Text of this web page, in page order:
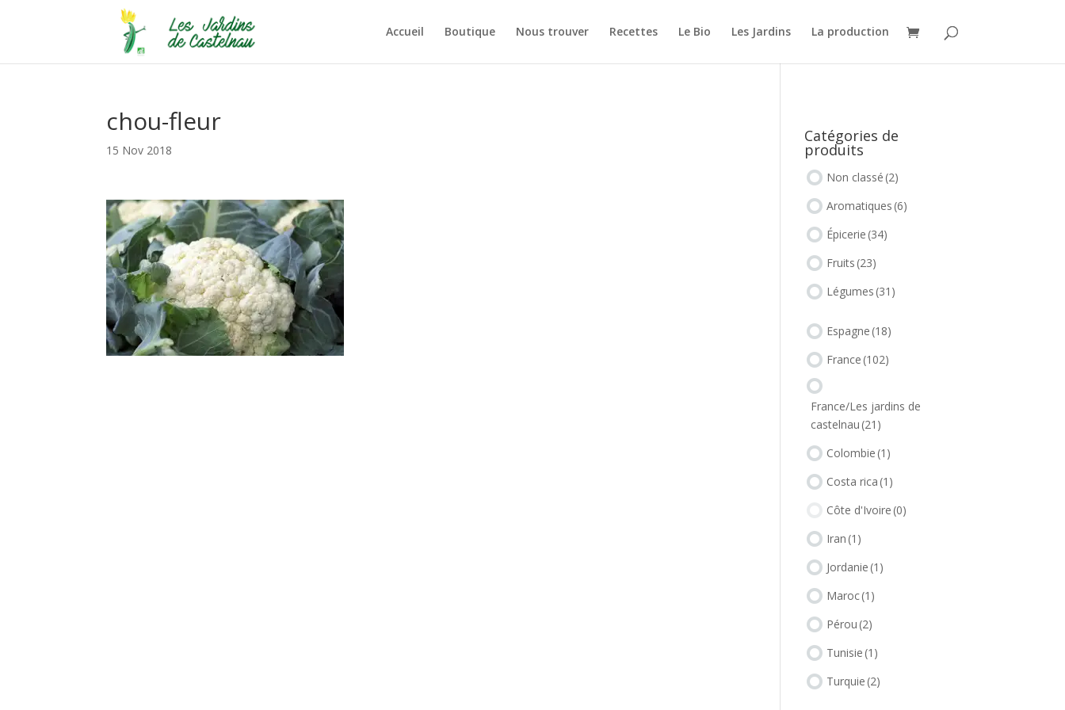
Accueil Boutique Nous trouver Recettes Le Bio Les Jardins La production
chou-fleur
15 Nov 2018
Catégories de
produits
Non classé (2)
Aromatiques (6)
Épicerie (34)
Fruits (23)
Légumes (31)
Espagne (18)
France (102)
France/Les jardins de
castelnau (21)
Colombie (1)
Costa rica (1)
Côte d'Ivoire (0)
Iran (1)
Jordanie (1)
Maroc(1)
Pérou (2)
Tunisie (1)
Turquie (2)